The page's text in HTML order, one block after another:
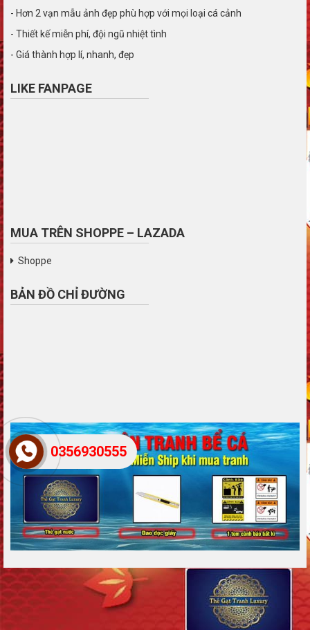
- Hơn 2 vạn mẫu ảnh đẹp phù hợp với mọi loại cá cảnh
- Thiết kế miễn phí, đội ngũ nhiệt tình
- Giá thành hợp lí, nhanh, đẹp
LIKE FANPAGE
MUA TRÊN SHOPPE – LAZADA
Shoppe
BẢN ĐỒ CHỈ ĐƯỜNG
0356930555